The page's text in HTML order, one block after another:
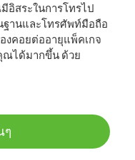
อิสระในการโทรไป
ฐานและโทรศัพท์มือถือ
งคอยต่ออายุแพ็คเกจ
ณได้มากขึ้น ด้วย
ๆ